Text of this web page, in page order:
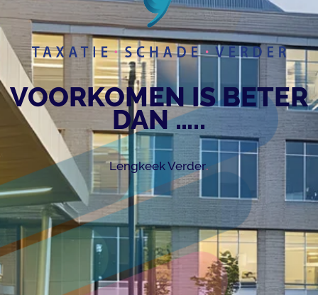
VOORKOMEN IS BETER
DAN …..
Lengkeek Verder.